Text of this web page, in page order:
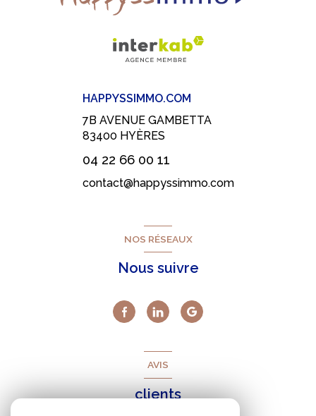
HAPPYSSIMMO.COM
7B AVENUE GAMBETTA
83400 HYÈRES
04 22 66 00 11
contact@happyssimmo.com
NOS RÉSEAUX
Nous suivre
AVIS
clients